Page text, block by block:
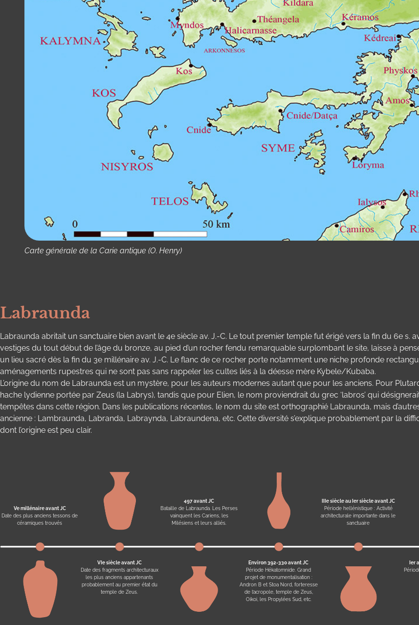
Carte générale de la Carie antique (O. Henry)
Labraunda
Labraunda abritait un sanctuaire bien avant le 4e siècle av. J.-C. Le tout premier temple fut érigé vers la fin du 6e s.
vestiges du tout début de l’âge du bronze, au pied d’un rocher fendu remarquable surplombant le site, laisse à
un lieu sacré dès la fin du 3e millénaire av. J.-C. Le flanc de ce rocher porte notamment une niche profonde
aménagements rupestres qui ne sont pas sans rappeler les cultes liés à la déesse mère Kybele/Kubaba.
L’origine du nom de Labraunda est un mystère, pour les auteurs modernes autant que pour les anciens. Pour
hache lydienne portée par Zeus (la Labrys), tandis que pour Elien, le nom proviendrait du grec ‘labros’ qui
tempêtes dans cette région. Dans les publications récentes, le nom du site est orthographié Labraunda, mais
ancienne : Lambraunda, Labranda, Labraynda, Labraundena, etc. Cette diversité s’explique probablement par la
dont l’origine est peu clair.
Ve millénaire avant JC
Date des plus anciens tessons de
céramiques trouvés
497 avant JC
Bataille de Labraunda. Les Perses
vainquent les Cariens, les
Milésiens et leurs alliés.
IIIe siècle au Ier siècle avant JC
Période hellénistique : Activité
architecturale importante dans le
sanctuaire
VIe siècle avant JC
Date des fragments architecturaux
les plus anciens appartenants
probablement au premier état du
temple de Zeus.
Environ 392-330 avant JC
Période Hékatomnide. Grand
projet de monumentalisation :
Andron B et Stoa Nord, forteresse
de l’acropole, temple de Zeus,
Oikoi, les Propylées Sud, etc.
Ier